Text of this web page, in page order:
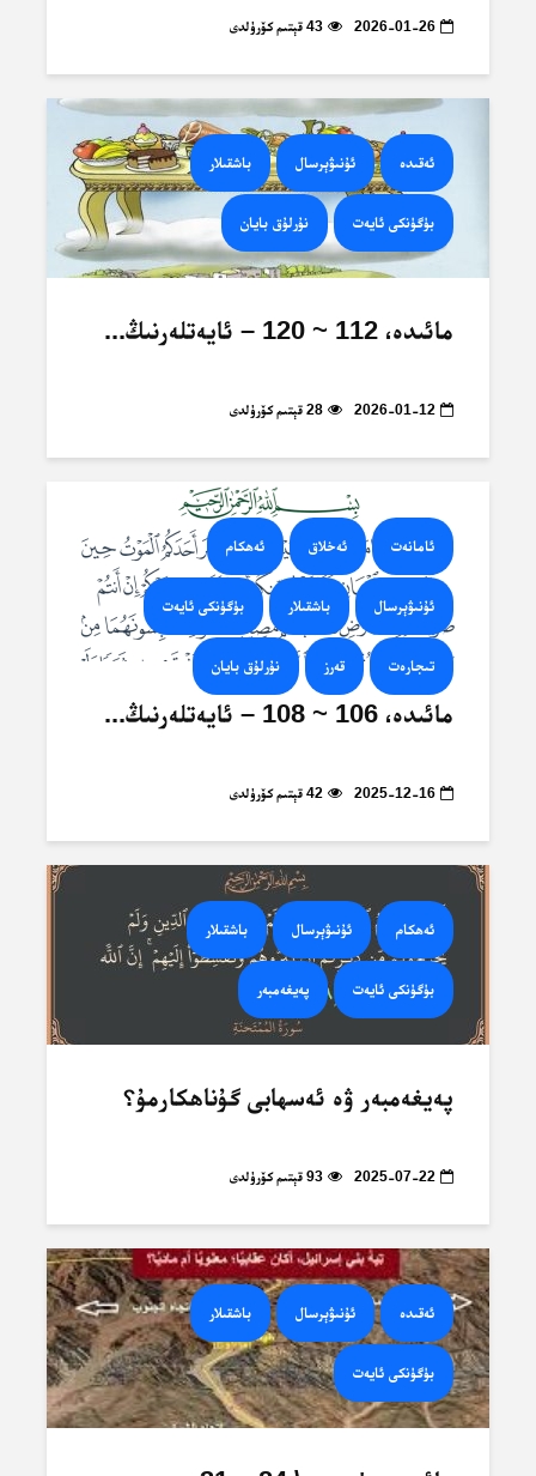
2026-01-26 43 قېتىم كۆرۈلدى
ئەقىدە ئۇنىۋېرسال باشقىلار
بۈگۈنكى ئايەت نۇرلۇق بايان
مائىدە، 112 ~ 120 – ئايەتلەرنىڭ...
2026-01-12 28 قېتىم كۆرۈلدى
ئامانەت ئەخلاق ئەھكام
ئۇنىۋېرسال باشقىلار بۈگۈنكى ئايەت
تىجارەت قەرز نۇرلۇق بايان
مائىدە، 106 ~ 108 – ئايەتلەرنىڭ...
2025-12-16 42 قېتىم كۆرۈلدى
ئەھكام ئۇنىۋېرسال باشقىلار
بۈگۈنكى ئايەت پەيغەمبەر
پەيغەمبەر ۋە ئەسھابى گۇناھكارمۇ؟
2025-07-22 93 قېتىم كۆرۈلدى
ئەقىدە ئۇنىۋېرسال باشقىلار
بۈگۈنكى ئايەت